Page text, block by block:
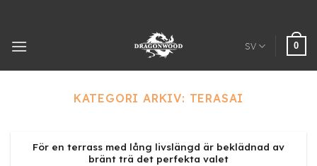
innehåll
SV 0
KATEGORI ARKIV: TERASAI
För en terrass med lång livslängd är beklädnad av
bränt trä det perfekta valet